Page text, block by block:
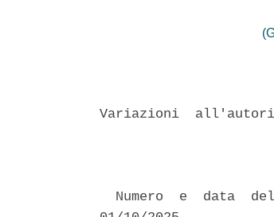
Variazioni
Numero  e  data